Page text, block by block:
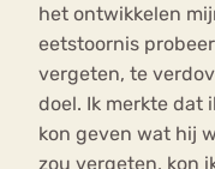
het ontwikkelen
eetstoornis
vergeten, te
doel. Ik merkte dat
kon geven wat hij
zou vergeten, kon